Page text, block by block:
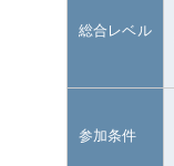
総合レベル
参加条件